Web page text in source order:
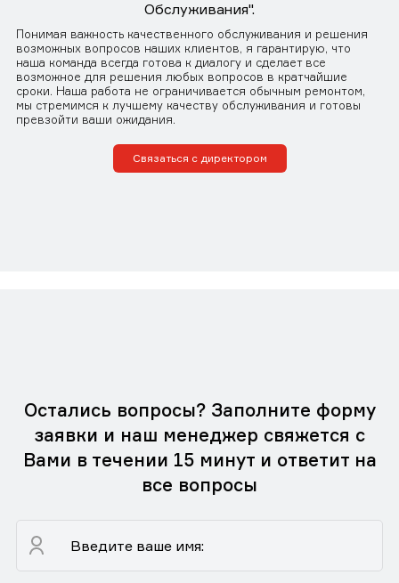
Обслуживания".
Понимая важность качественного обслуживания и решения
возможных вопросов наших клиентов, я гарантирую, что
наша команда всегда готова к диалогу и сделает все
возможное для решения любых вопросов в кратчайшие
сроки. Наша работа не ограничивается обычным ремонтом,
мы стремимся к лучшему качеству обслуживания и готовы
превзойти ваши ожидания.
Связаться с директором
Остались вопросы? Заполните форму
заявки и наш менеджер свяжется с
Вами в течении 15 минут и ответит на
все вопросы